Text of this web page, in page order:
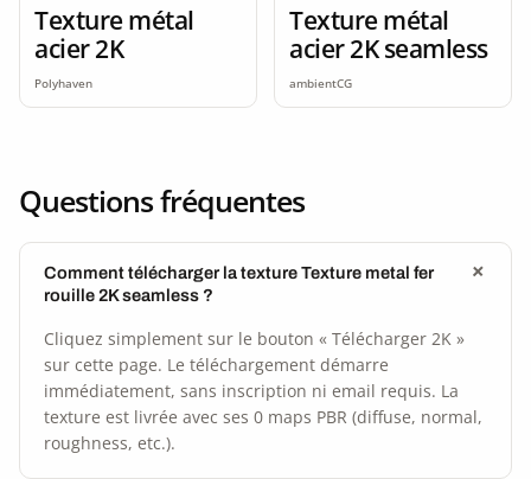
Texture métal
acier 2K
Polyhaven
Texture métal
acier 2K seamless
ambientCG
Questions fréquentes
Comment télécharger la texture Texture metal fer
rouille 2K seamless ?
Cliquez simplement sur le bouton « Télécharger 2K »
sur cette page. Le téléchargement démarre
immédiatement, sans inscription ni email requis. La
texture est livrée avec ses 0 maps PBR (diffuse, normal,
roughness, etc.).